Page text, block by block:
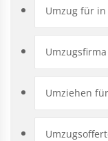
Umzug für
Umziehen